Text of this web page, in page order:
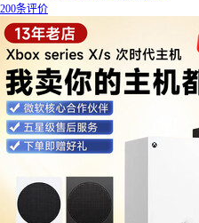
200条评价